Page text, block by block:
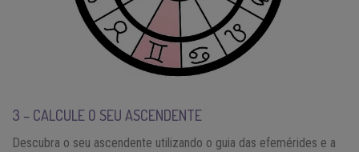
3 – CALCULE O SEU ASCENDENTE
Descubra o seu ascendente utilizando o guia das efemérides e a